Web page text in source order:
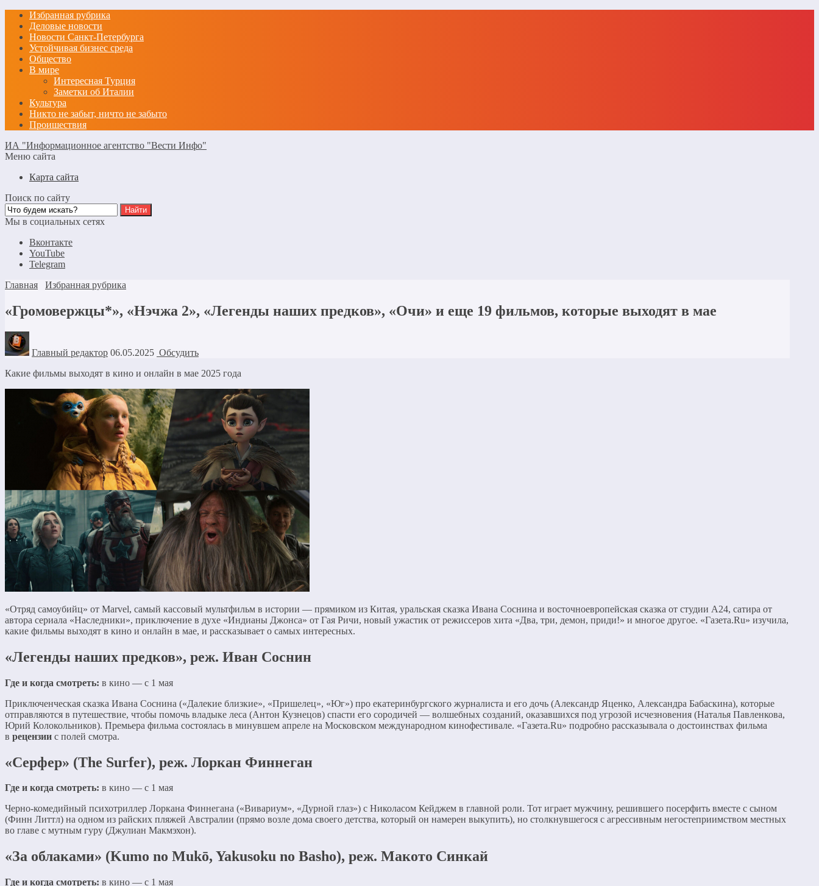
Избранная рубрика
Деловые новости
Новости Санкт-Петербурга
Устойчивая бизнес среда
Общество
В мире
Интересная Турция
Заметки об Италии
Культура
Никто не забыт, ничто не забыто
Проишествия
ИА "Информационное агентство "Вести Инфо"
Меню сайта
Карта сайта
Поиск по сайту
Мы в социальных сетях
Вконтакте
YouTube
Telegram
Главная
Избранная рубрика
«Громовержцы*», «Нэчжа 2», «Легенды наших предков», «Очи» и еще 19 фильмов, которые выходят в мае
Главный редактор 06.05.2025 Обсудить
Какие фильмы выходят в кино и онлайн в мае 2025 года
«Отряд самоубийц» от Marvel, самый кассовый мультфильм в истории — прямиком из Китая, уральская сказка Ивана Соснина и восточноевропейская сказка от студии A24, сатира от
автора сериала «Наследники», приключение в духе «Индианы Джонса» от Гая Ричи, новый ужастик от режиссеров хита «Два, три, демон, приди!» и многое другое. «Газета.Ru» изучила,
какие фильмы выходят в кино и онлайн в мае, и рассказывает о самых интересных.
«Легенды наших предков», реж. Иван Соснин
Где и когда смотреть: в кино — с 1 мая
Приключенческая сказка Ивана Соснина («Далекие близкие», «Пришелец», «Юг») про екатеринбургского журналиста и его дочь (Александр Яценко, Александра Бабаскина), которые
отправляются в путешествие, чтобы помочь владыке леса (Антон Кузнецов) спасти его сородичей — волшебных созданий, оказавшихся под угрозой исчезновения (Наталья Павленкова,
Юрий Колокольников). Премьера фильма состоялась в минувшем апреле на Московском международном кинофестивале. «Газета.Ru» подробно рассказывала о достоинствах фильма
в рецензии с полей смотра.
«Серфер» (The Surfer), реж. Лоркан Финнеган
Где и когда смотреть: в кино — с 1 мая
Черно-комедийный психотриллер Лоркана Финнегана («Вивариум», «Дурной глаз») с Николасом Кейджем в главной роли. Тот играет мужчину, решившего посерфить вместе с сыном
(Финн Литтл) на одном из райских пляжей Австралии (прямо возле дома своего детства, который он намерен выкупить), но столкнувшегося с агрессивным негостеприимством местных
во главе с мутным гуру (Джулиан Макмэхон).
«За облаками» (Kumo no Mukō, Yakusoku no Basho), реж. Макото Синкай
Где и когда смотреть: в кино — с 1 мая